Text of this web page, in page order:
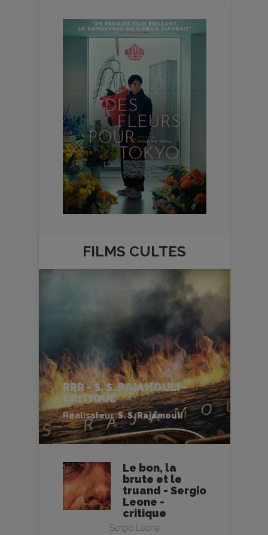
FILMS CULTES
RRR - S. S. RAJAMOULI -
CRITIQUE
Réalisateur :S. S. Rajamouli
Le bon, la
brute et le
truand - Sergio
Leone -
critique
Sergio Leone